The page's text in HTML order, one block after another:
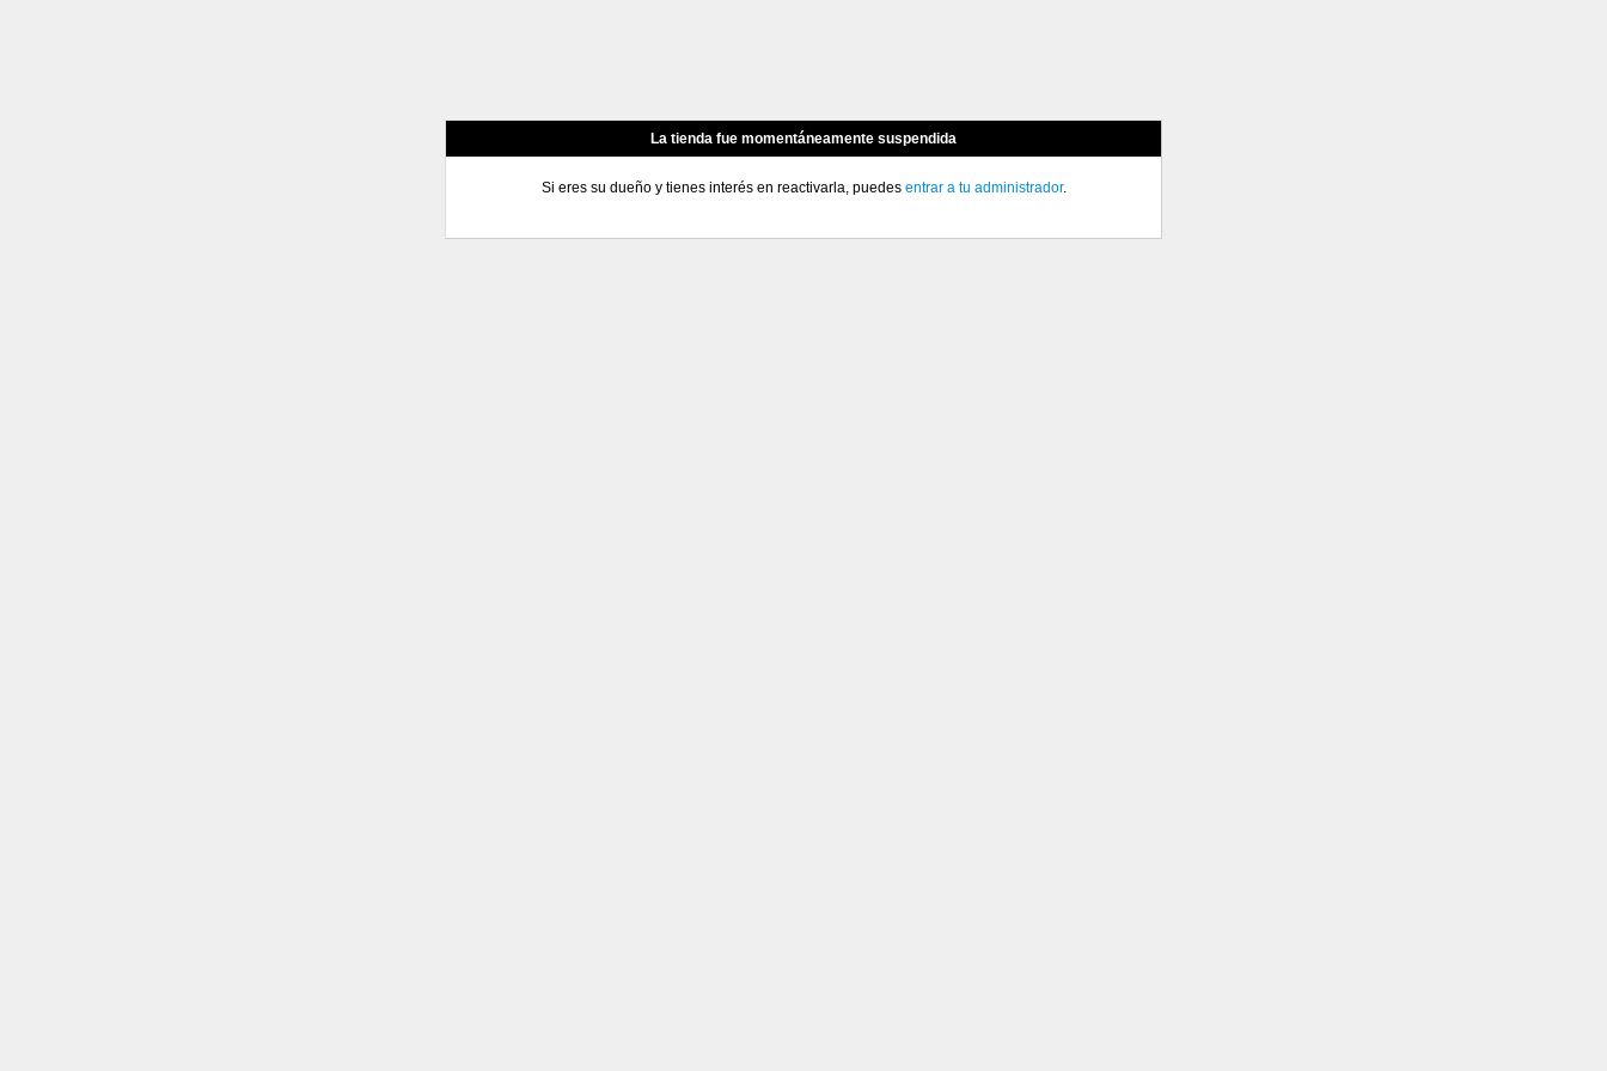
La tienda fue momentáneamente suspendida
Si eres su dueño y tienes interés en reactivarla, puedes entrar a tu administrador.